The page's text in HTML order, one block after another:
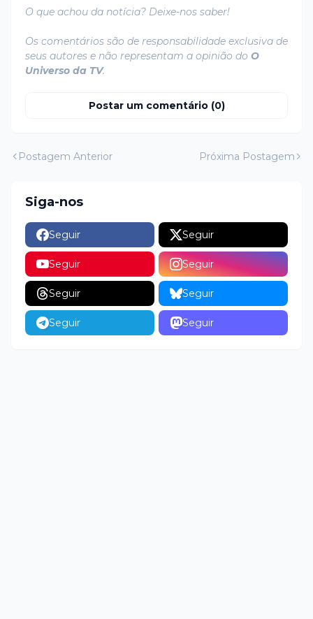
O que achou da notícia? Deixe-nos saber!
Os comentários são de responsabilidade exclusiva de
seus autores e não representam a opinião do O
Universo da TV.
Postar um comentário (0)
Postagem Anterior Próxima Postagem
Siga-nos
Seguir Seguir
Seguir Seguir
Seguir Seguir
Seguir Seguir